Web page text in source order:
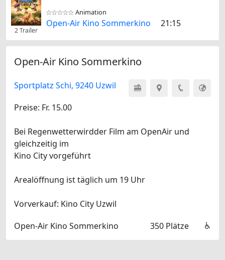
2 Trailer

 Animation
Open-Air Kino Sommerkino 21:15
Open-Air Kino Sommerkino
Sportplatz Schi, 9240 Uzwil
Preise: Fr. 15.00
Bei Regenwetterwirdder Film am OpenAir und
gleichzeitig im
Kino City vorgeführt
Arealöffnung ist täglich um 19 Uhr
Vorverkauf: Kino City Uzwil
Open-Air Kino Sommerkino
350 Plätze